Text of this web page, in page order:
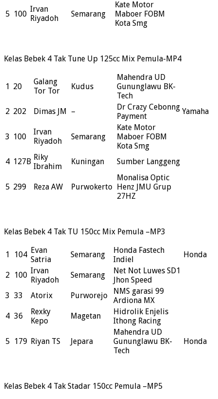
5 100
Irvan
Riyadoh
Semarang
Kate Motor
Maboer FOBM
Kota Smg
Kelas Bebek 4 Tak Tune Up 125cc Mix Pemula-MP4
1 20
Galang
Tor Tor
Kudus
Mahendra UD
Gununglawu BK-
Tech
2 202 Dimas JM –
Dr Crazy Cebonng
Payment
Yamaha
3 100
Irvan
Riyadoh
Semarang
Kate Motor
Maboer FOBM
Kota Smg
4 127B Riky
Ibrahim
Kuningan Sumber Langgeng
5 299 Reza AW Purwokerto
Monalisa Optic
Henz JMU Grup
27HZ
Kelas Bebek 4 Tak TU 150cc Mix Pemula –MP3
1 104 Evan
Satria
Semarang
Honda Fastech
Indiel
Honda
2 100 Irvan
Riyadoh
Semarang
Net Not Luwes SD1
Jhon Speed
3 33 Atorix Purworejo
NMS garasi 99
Ardiona MX
4 36
Rexky
Kepo
Magetan
Hidrolik Enjelis
Ithong Racing
5 179 Riyan TS Jepara
Mahendra UD
Gununglawu BK-
Tech
Honda
Kelas Bebek 4 Tak Stadar 150cc Pemula –MP5